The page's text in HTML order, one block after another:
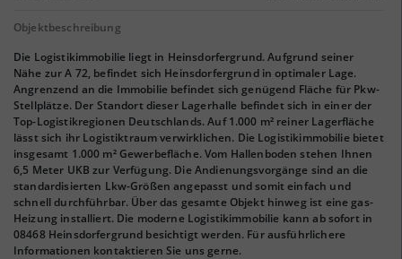
Objektbeschreibung
Die Logistikimmobilie liegt in Heinsdorfergrund. Aufgrund seiner
Nähe zur A 72, befindet sich Heinsdorfergrund in optimaler Lage.
Angrenzend an die Immobilie befindet sich genügend Fläche für Pkw-
Stellplätze. Der Standort dieser Lagerhalle befindet sich in einer der
Top-Logistikregionen Deutschlands. Auf 1.000 m² reiner Lagerfläche
lässt sich ihr Logistiktraum verwirklichen. Die Logistikimmobilie bietet
insgesamt 1.000 m² Gewerbefläche. Vom Hallenboden stehen Ihnen
6,5 Meter UKB zur Verfügung. Die Andienungsvorgänge sind an die
standardisierten Lkw-Größen angepasst und somit einfach und
schnell durchführbar. Über das gesamte Objekt hinweg ist eine gas-
Heizung installiert. Die moderne Logistikimmobilie kann ab sofort in
08468 Heinsdorfergrund besichtigt werden. Für ausführlichere
Informationen kontaktieren Sie uns gerne.